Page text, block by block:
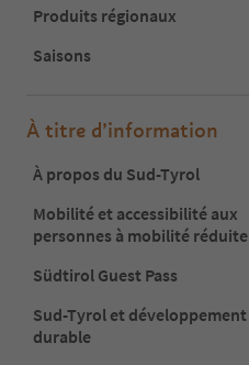
Produits régionaux
Saisons
À titre d’information
À propos du Sud-Tyrol
Mobilité et accessibilité aux
personnes à mobilité réduite
Südtirol Guest Pass
Sud-Tyrol et développement
durable